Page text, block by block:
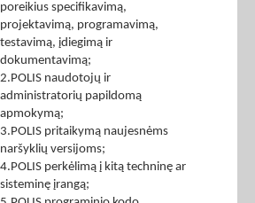
poreikius specifikavimą,
projektavimą, programavimą,
testavimą, įdiegimą ir
dokumentavimą;
2.POLIS naudotojų ir
administratorių papildomą
apmokymą;
3.POLIS pritaikymą naujesnėms
naršyklių versijoms;
4.POLIS perkėlimą į kitą techninę ar
sisteminę įrangą;